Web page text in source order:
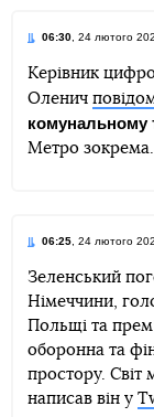
06:30, 24 лютого
Керівник
Оленич
комунальному
Метро зокрема.
06:25, 24 лютого
Зеленський
Німеччини,
Польщі та
оборонна та
простору.
написав він у